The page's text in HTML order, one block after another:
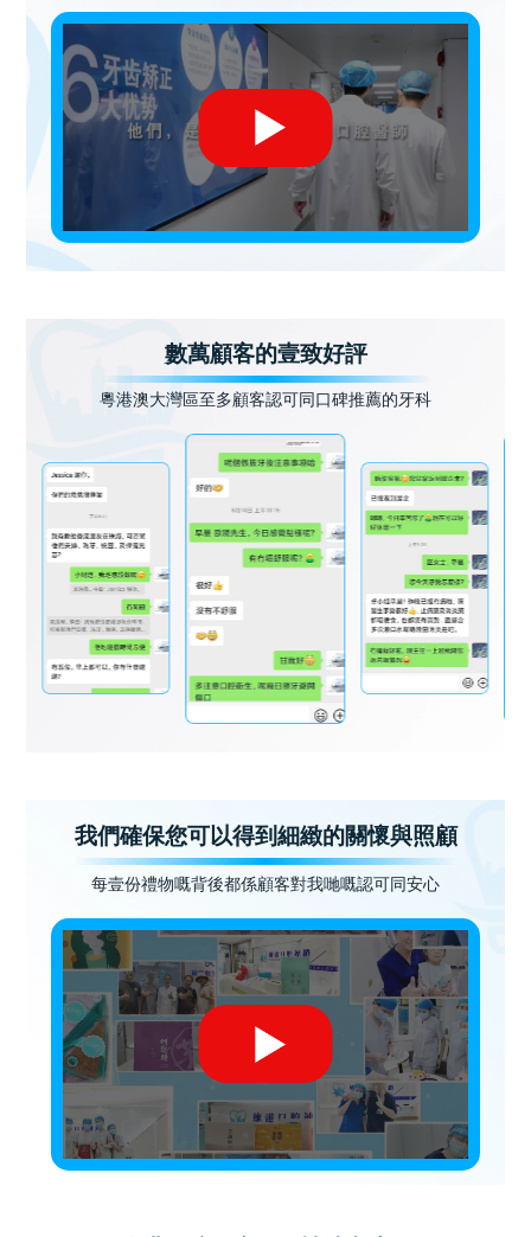
數萬顧客的壹致好評
粵港澳大灣區至多顧客認可同口碑推薦的牙科
我們確保您可以得到細緻的關懷與照顧
每壹份禮物嘅背後都係顧客對我哋嘅認可同安心